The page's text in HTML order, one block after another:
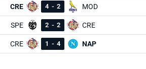
CRE 4 - 2 MOD
SPE 2 - 2 CRE
CRE 1 - 4 NAP